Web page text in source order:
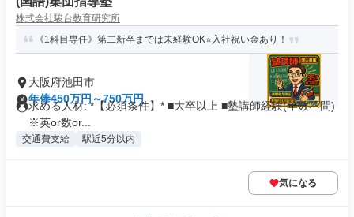
株式会社駿台教育研究所
《1科目専任》第二新卒までは未経験OK⭐️入社祝い金あり！
大阪府池田市
年俸450万円～750万円
求める人材: *【必須条件】* ■大卒以上 ■塾講師経験(年数不問)
※英or数or...
交通費支給 駅近5分以内
気になる